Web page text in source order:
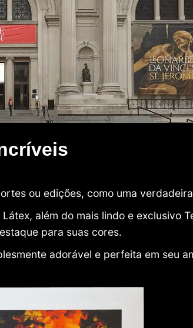
ou edições, como uma
além do mais lindo e exclusivo
para suas cores.
adorável e perfeita em seu